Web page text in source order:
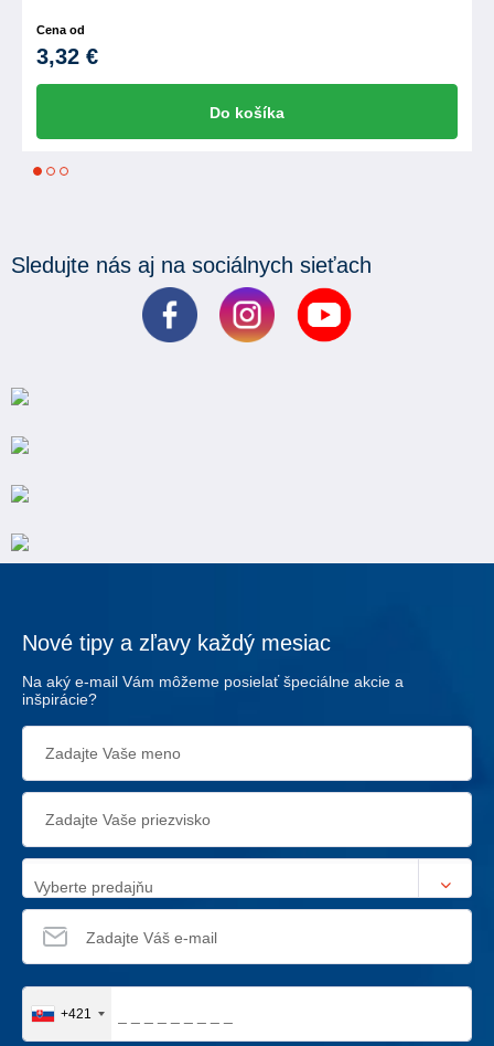
Cena od
3,32 €
Do košíka
1 2
Sledujte nás aj na sociálnych sieťach
Nové tipy a zľavy každý mesiac
Na aký e-mail Vám môžeme posielať špeciálne akcie a
inšpirácie?
Vyberte predajňu
+421